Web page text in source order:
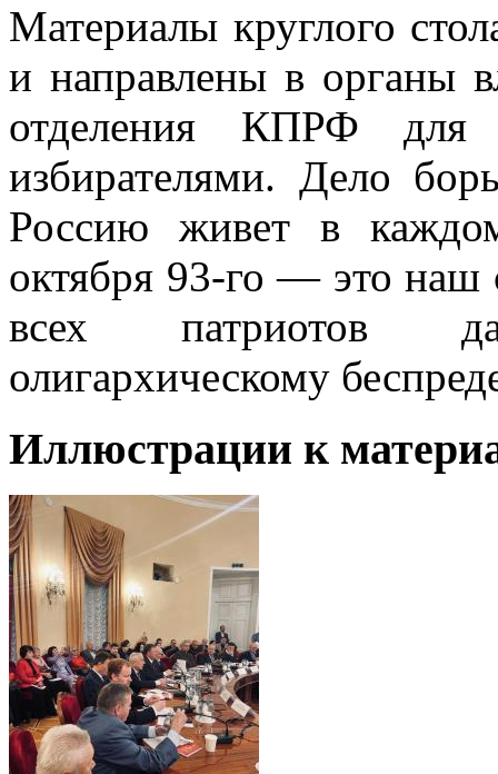
Материалы круглого
и направлены в органы
отделения КПРФ для
избирателями. Дело
Россию живет в
октября 93-го — это наш
всех патриотов
олигархическому
Иллюстрации к